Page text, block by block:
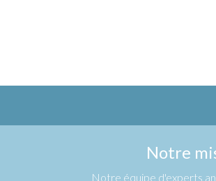
Notre
Notre équipe d'experts